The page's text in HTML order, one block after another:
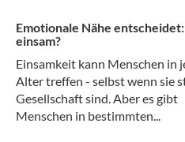
Emotionale Nähe
einsam?
Einsamkeit kann Menschen in
Alter treffen - selbst wenn sie
Gesellschaft sind. Aber es gibt
Menschen in bestimmten...